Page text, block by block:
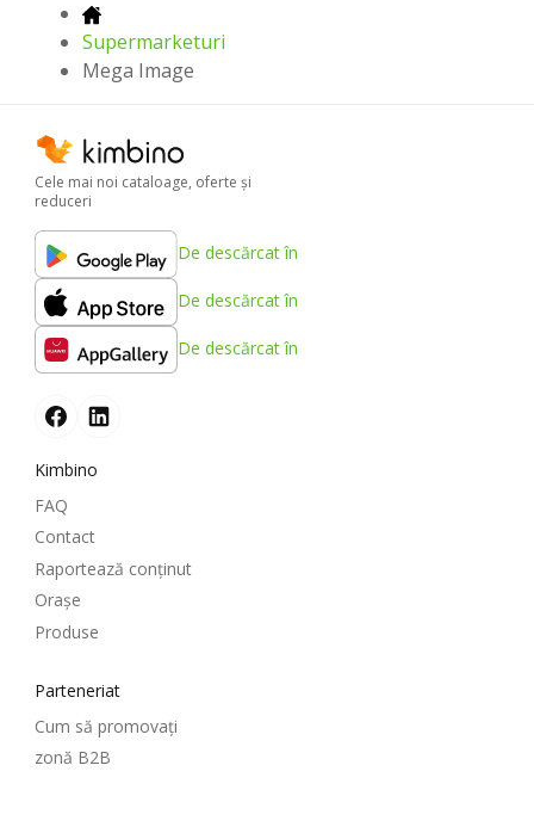
Supermarketuri
Mega Image
Cele mai noi cataloage, oferte şi
reduceri
De descărcat în
De descărcat în
De descărcat în
Kimbino
FAQ
Contact
Raportează conținut
Oraşe
Produse
Parteneriat
Cum să promovați
zonă B2B